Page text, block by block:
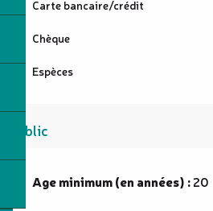
Carte bancaire/crédit
Chèque
Espèces
Public
Age minimum (en années) :20